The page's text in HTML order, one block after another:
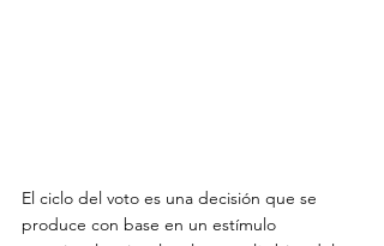
El ciclo del voto es una decisión que se
produce con base en un estímulo